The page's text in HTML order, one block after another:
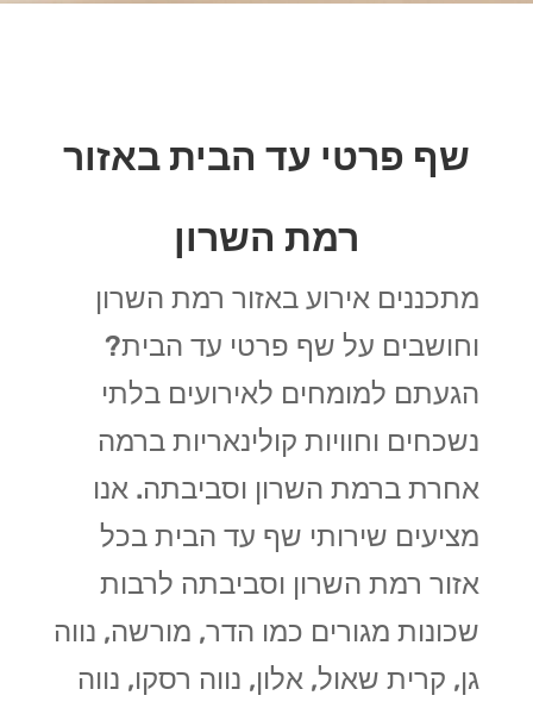
שף פרטי עד הבית באזור
רמת השרון
מתכננים אירוע באזור רמת השרון
וחושבים על שף פרטי עד הבית?
הגעתם למומחים לאירועים בלתי
נשכחים וחוויות קולינאריות ברמה
אחרת ברמת השרון וסביבתה. אנו
מציעים שירותי שף עד הבית בכל
אזור רמת השרון וסביבתה לרבות
שכונות מגורים כמו הדר, מורשה, נווה
גן, קרית שאול, אלון, נווה רסקו, נווה